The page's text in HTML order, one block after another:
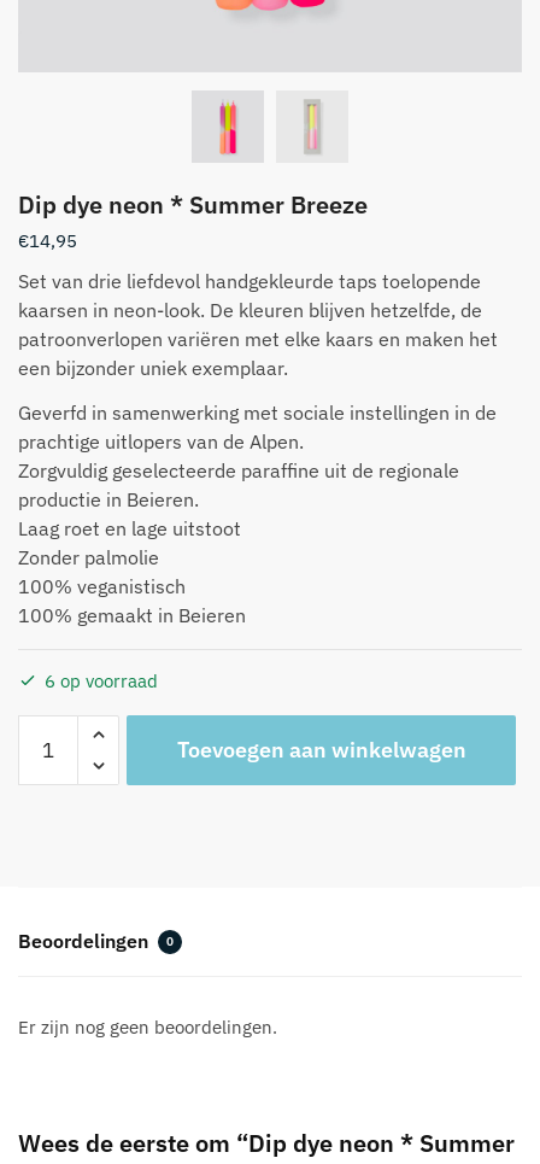
Dip dye neon * Summer Breeze
€14,95
Set van drie liefdevol handgekleurde taps toelopende
kaarsen in neon-look. De kleuren blijven hetzelfde, de
patroonverlopen variëren met elke kaars en maken het
een bijzonder uniek exemplaar.
Geverfd in samenwerking met sociale instellingen in de
prachtige uitlopers van de Alpen.
Zorgvuldig geselecteerde paraffine uit de regionale
productie in Beieren.
Laag roet en lage uitstoot
Zonder palmolie
100% veganistisch
100% gemaakt in Beieren
6 op voorraad
dye
neon
Toevoegen aan winkelwagen
Beoordelingen 0
Er zijn nog geen beoordelingen.
Wees de eerste om “Dip dye neon * Summer